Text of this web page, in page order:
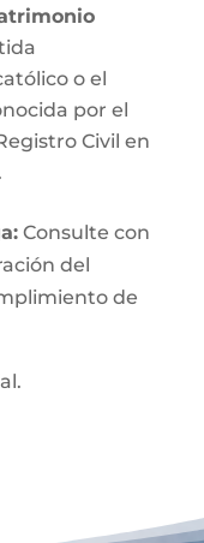
o el
por el
Civil en
:Consulte con
del
de